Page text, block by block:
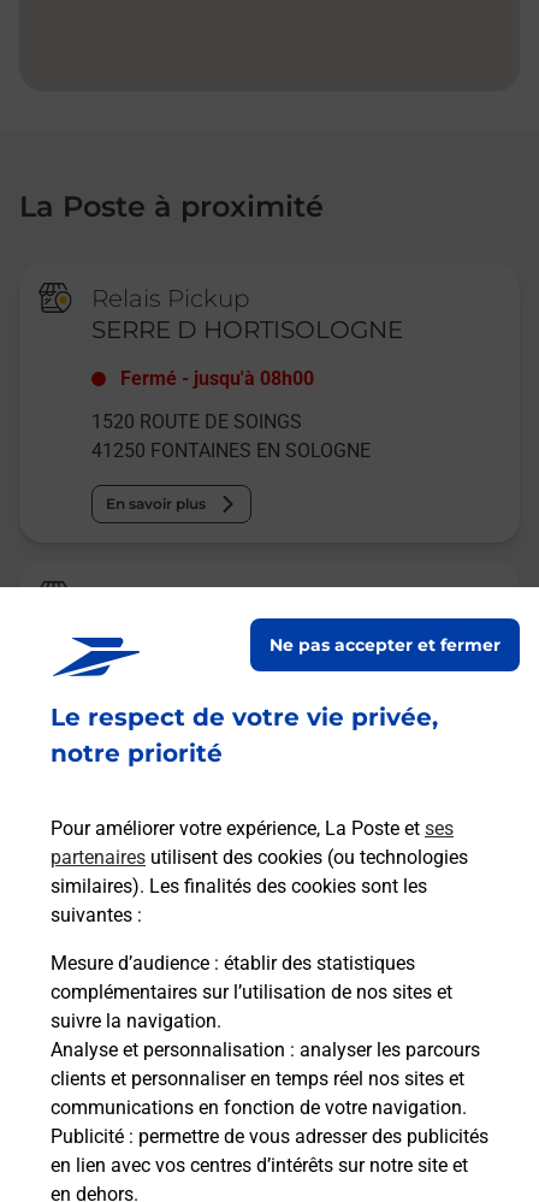
Le respect de votre vie privée,
notre priorité
Pour améliorer votre expérience, La Poste et ses
partenaires utilisent des cookies (ou technologies
similaires). Les finalités des cookies sont les
suivantes :
Mesure d’audience : établir des statistiques
complémentaires sur l’utilisation de nos sites et
suivre la navigation.
Analyse et personnalisation : analyser les parcours
clients et personnaliser en temps réel nos sites et
communications en fonction de votre navigation.
Publicité : permettre de vous adresser des publicités
en lien avec vos centres d’intérêts sur notre site et
en dehors.
Ne pas accepter et fermer
La Poste à proximité
Relais Pickup
SERRE D HORTISOLOGNE
Fermé - jusqu'à 08h00
1520 ROUTE DE SOINGS
41250 FONTAINES EN SOLOGNE
En savoir plus
La Poste Agence Communale
COUR CHEVERNY MAIRIE
Fermeture Temporaire
1 PLACE DE LA REPUBLIQUE
41700 COUR CHEVERNY
Malin !
La Poste
en ligne
Ouvert 24h/24
En savoir plus